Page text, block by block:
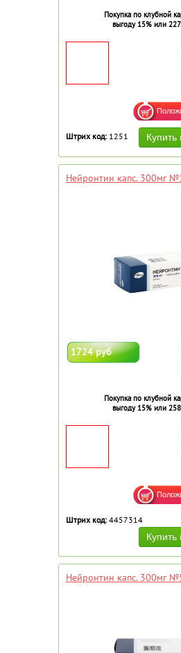
Покупка по клубной
выгоду 15% или
Штрих код: 1251
Нейронтин капс. 300мг
1724 руб
Покупка по клубной
выгоду 15% или
Штрих код: 4457314
Нейронтин капс. 300мг